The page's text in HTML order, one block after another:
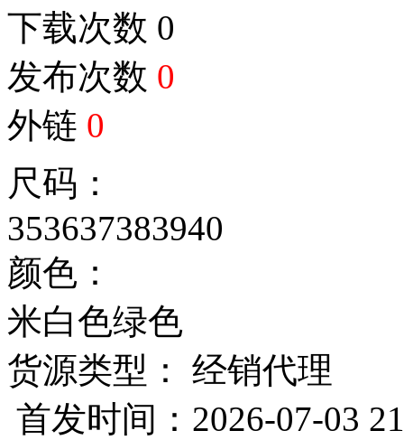
下载次数 0
发布次数 0
外链 0
尺码：
353637383940
颜色：
米白色绿色
货源类型： 经销代理
首发时间：2026-07-03